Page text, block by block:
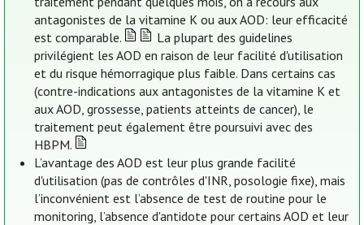
antagonistes de la vitamine K ou aux AOD: leur efficacité
est comparable.
La plupart des guidelines
privilégient les AOD en raison de leur facilité d'utilisation
et du risque hémorragique plus faible. Dans certains cas
(contre-indications aux antagonistes de la vitamine K et
aux AOD, grossesse, patients atteints de cancer), le
traitement peut également être poursuivi avec des
HBPM.
L’avantage des AOD est leur plus grande facilité
d'utilisation (pas de contrôles d'INR, posologie fixe), mais
l’inconvénient est l’absence de test de routine pour le
monitoring, l’absence d'antidote pour certains AOD et leur